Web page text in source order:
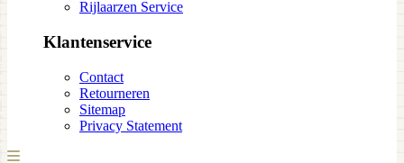
Rijlaarzen Service
Klantenservice
Contact
Retourneren
Sitemap
Privacy Statement